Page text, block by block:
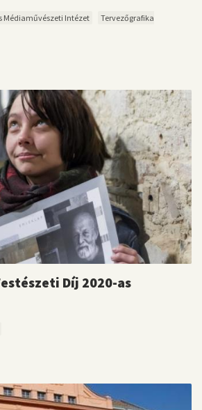
Médiaművészeti Intézet
Tervezőgrafika
Díj 2020-as